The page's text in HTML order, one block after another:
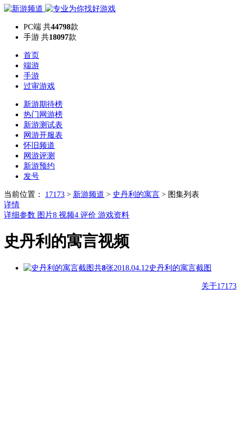
PC端 共44798款
手游 共18097款
首页
端游
手游
过审游戏
新游期待榜
热门网游榜
新游测试表
网游开服表
怀旧频道
网游评测
新游预约
发号
当前位置： 17173 > 新游频道 > 史丹利的寓言 > 图集列表
详情
详细参数 图片8 视频4 评价 游戏资料
史丹利的寓言视频
共8张2018.04.12史丹利的寓言截图
关于17173